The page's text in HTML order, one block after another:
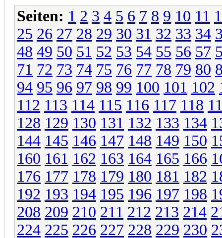
Seiten: 1 2 3 4 5 6 7 8 9 10 11
25 26 27 28 29 30 31 32 33 34
48 49 50 51 52 53 54 55 56 57
71 72 73 74 75 76 77 78 79 80
94 95 96 97 98 99 100 101 102
112 113 114 115 116 117 118
128 129 130 131 132 133 134
144 145 146 147 148 149 150
160 161 162 163 164 165 166
176 177 178 179 180 181 182
192 193 194 195 196 197 198
208 209 210 211 212 213 214
224 225 226 227 228 229 230